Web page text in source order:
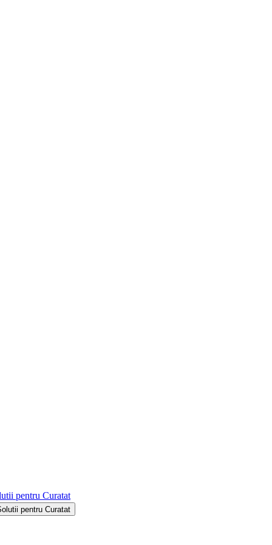
pentru Curatat
pentru Curatat